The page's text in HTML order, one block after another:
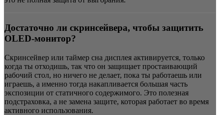
Достаточно ли скринсейвера, чтобы защитить
OLED-монитор?
Скринсейвер или таймер сна дисплея активируется, только
когда ты отходишь, так что он защищает простаивающий
рабочий стол, но ничего не делает, пока ты работаешь или
играешь, а именно тогда накапливается большая часть
экспозиции от статичного содержимого. Это полезная
подстраховка, а не замена защите, которая работает во время
активного использования.